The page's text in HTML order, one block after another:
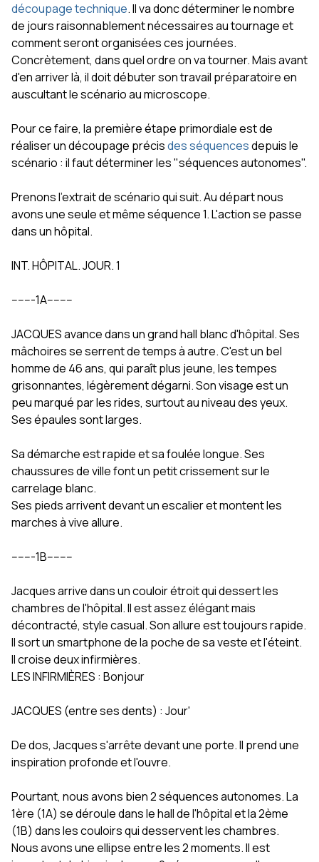
découpage technique. Il va donc déterminer le nombre
de jours raisonnablement nécessaires au tournage et
comment seront organisées ces journées.
Concrètement, dans quel ordre on va tourner. Mais avant
d'en arriver là, il doit débuter son travail préparatoire en
auscultant le scénario au microscope.
Pour ce faire, la première étape primordiale est de
réaliser un découpage précisdes séquencesdepuis le
scénario : il faut déterminer les "séquences autonomes".
Prenons l'extrait de scénario qui suit. Au départ nous
avons une seule et même séquence 1. L'action se passe
dans un hôpital.
INT. HÔPITAL. JOUR. 1
-------1A--------
JACQUES avance dans un grand hall blanc d'hôpital. Ses
mâchoires se serrent de temps à autre. C'est un bel
homme de 46 ans, qui paraît plus jeune, les tempes
grisonnantes, légèrement dégarni. Son visage est un
peu marqué par les rides, surtout au niveau des yeux.
Ses épaules sont larges.
Sa démarche est rapide et sa foulée longue. Ses
chaussures de ville font un petit crissement sur le
carrelage blanc.
Ses pieds arrivent devant un escalier et montent les
marches à vive allure.
-------1B--------
Jacques arrive dans un couloir étroit qui dessert les
chambres de l'hôpital. Il est assez élégant mais
décontracté, style casual. Son allure est toujours rapide.
Il sort un smartphone de la poche de sa veste et l'éteint.
Il croise deux infirmières.
LES INFIRMIÈRES : Bonjour
JACQUES (entre ses dents) : Jour'
De dos, Jacques s'arrête devant une porte. Il prend une
inspiration profonde et l'ouvre.
Pourtant, nous avons bien 2 séquences autonomes. La
1ère (1A) se déroule dans le hall de l'hôpital et la 2ème
(1B) dans les couloirs qui desservent les chambres.
Nous avons une ellipse entre les 2 moments. Il est